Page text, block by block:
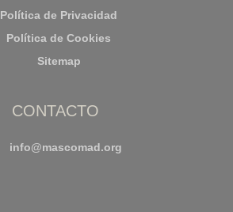
Política de Privacidad
Política de Cookies
Sitemap
CONTACTO
info@mascomad.org